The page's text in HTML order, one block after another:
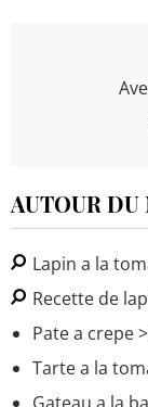
AUTOUR DU
Lapin a la
Recette de
Pate a crepe
Tarte a la